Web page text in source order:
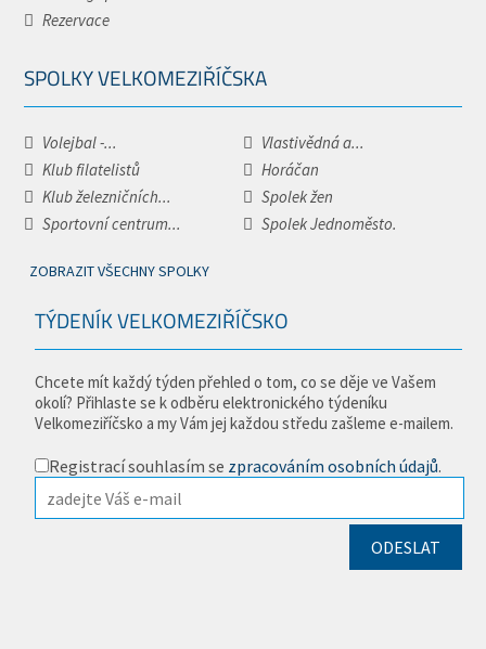
Rezervace
SPOLKY VELKOMEZIŘÍČSKA
Volejbal -...
Vlastivědná a...
Klub filatelistů
Horáčan
Klub železničních...
Spolek žen
Sportovní centrum...
Spolek Jednoměsto.
ZOBRAZIT VŠECHNY SPOLKY
TÝDENÍK VELKOMEZIŘÍČSKO
Chcete mít každý týden přehled o tom, co se děje ve Vašem
okolí? Přihlaste se k odběru elektronického týdeníku
Velkomeziříčsko a my Vám jej každou středu zašleme e-mailem.
Registrací souhlasím se zpracováním osobních údajů.